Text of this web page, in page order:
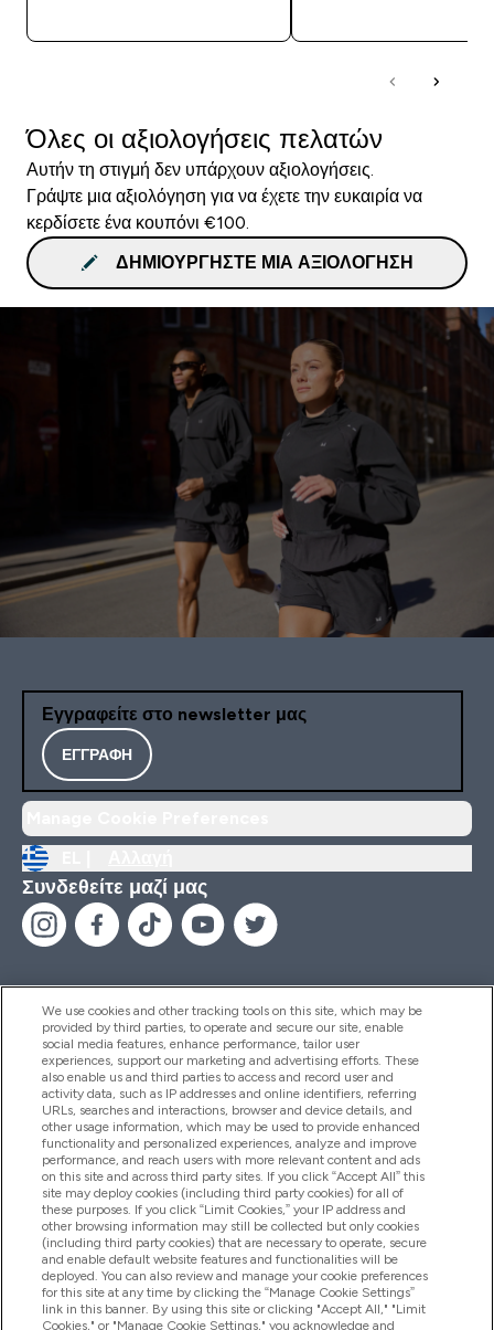
Όλες οι αξιολογήσεις πελατών
Αυτήν τη στιγμή δεν υπάρχουν αξιολογήσεις.
Γράψτε μια αξιολόγηση για να έχετε την ευκαιρία να
κερδίσετε ένα κουπόνι €100.
ΔΗΜΙΟΥΡΓΉΣΤΕ ΜΙΑ ΑΞΙΟΛΌΓΗΣΗ
Εγγραφείτε στο newsletter μας
ΕΓΓΡΑΦΉ
Συνδεθείτε μαζί μας
Βοήθεια & Πληροφορίες
Προϊόντα
Εταιρικές Πληροφορίες
Εκπτώσεις & Ανταμοιβές
We use cookies and other tracking tools on this site, which may be
provided by third parties, to operate and secure our site, enable
social media features, enhance performance, tailor user
experiences, support our marketing and advertising efforts. These
also enable us and third parties to access and record user and
activity data, such as IP addresses and online identifiers, referring
URLs, searches and interactions, browser and device details, and
other usage information, which may be used to provide enhanced
functionality and personalized experiences, analyze and improve
performance, and reach users with more relevant content and ads
on this site and across third party sites. If you click “Accept All” this
site may deploy cookies (including third party cookies) for all of
these purposes. If you click “Limit Cookies,” your IP address and
other browsing information may still be collected but only cookies
(including third party cookies) that are necessary to operate, secure
and enable default website features and functionalities will be
deployed. You can also review and manage your cookie preferences
for this site at any time by clicking the “Manage Cookie Settings”
link in this banner. By using this site or clicking "Accept All," "Limit
Cookies," or "Manage Cookie Settings," you acknowledge and